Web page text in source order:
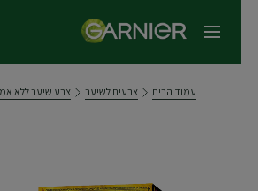
תפריט ראשי
עמוד הבית צבעים לשיער צבע שיער ללא אמוניה